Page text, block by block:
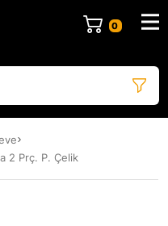
2 Prç. P. Çelik